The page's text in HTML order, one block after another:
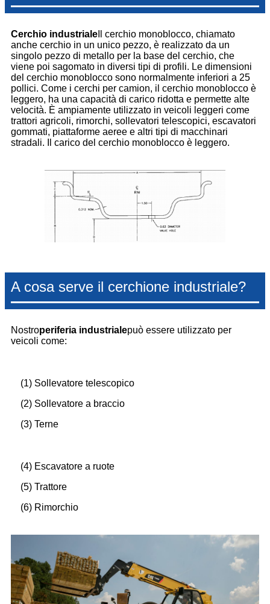
Cerchio industriale Il cerchio monoblocco, chiamato
anche cerchio in un unico pezzo, è realizzato da un
singolo pezzo di metallo per la base del cerchio, che
viene poi sagomato in diversi tipi di profili. Le dimensioni
del cerchio monoblocco sono normalmente inferiori a 25
pollici. Come i cerchi per camion, il cerchio monoblocco è
leggero, ha una capacità di carico ridotta e permette alte
velocità. È ampiamente utilizzato in veicoli leggeri come
trattori agricoli, rimorchi, sollevatori telescopici, escavatori
gommati, piattaforme aeree e altri tipi di macchinari
stradali. Il carico del cerchio monoblocco è leggero.
A cosa serve il cerchione industriale?
Nostroperiferia industrialepuò essere utilizzato per
veicoli come:
(1) Sollevatore telescopico
(2) Sollevatore a braccio
(3) Terne
(4) Escavatore a ruote
(5) Trattore
(6) Rimorchio